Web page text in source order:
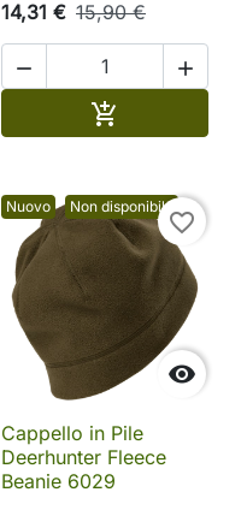
14,31 € 15,90 €
 

Nuovo Non disponibile

favorite_border
Cappello in Pile
Deerhunter Fleece
Beanie 6029